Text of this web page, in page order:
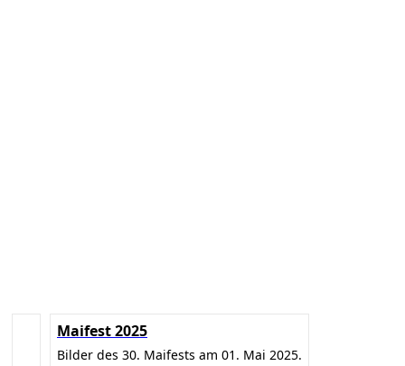
Maifest 2025
Bilder des 30. Maifests am 01. Mai 2025.